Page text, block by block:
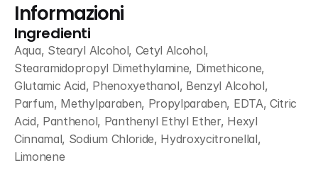
Informazioni
Ingredienti
Aqua, Stearyl Alcohol, Cetyl Alcohol,
Stearamidopropyl Dimethylamine, Dimethicone,
Glutamic Acid, Phenoxyethanol, Benzyl Alcohol,
Parfum, Methylparaben, Propylparaben, EDTA, Citric
Acid, Panthenol, Panthenyl Ethyl Ether, Hexyl
Cinnamal, Sodium Chloride, Hydroxycitronellal,
Limonene